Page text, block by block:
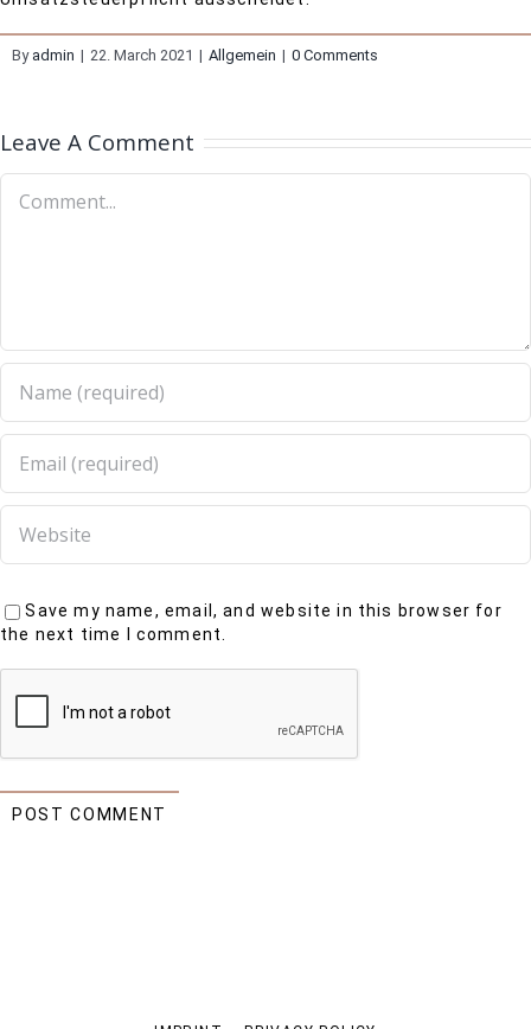
By admin | 22. March 2021 | Allgemein | 0 Comments
Leave A Comment
Save my name, email, and website in this browser for
the next time I comment.